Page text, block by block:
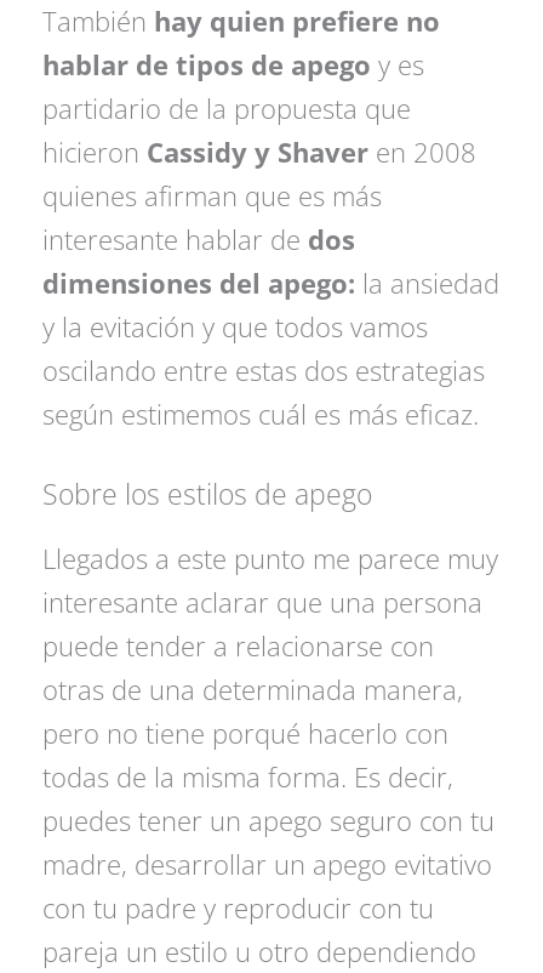
También hay quien prefiere no
hablar de tipos de apegoy es
partidario de la propuesta que
hicieron Cassidy y Shaver en 2008
quienes afirman que es más
interesante hablar de dos
dimensiones del apego: la ansiedad
y la evitación y que todos vamos
oscilando entre estas dos estrategias
según estimemos cuál es más eficaz.
Sobre los estilos de apego
Llegados a este punto me parece muy
interesante aclarar que una persona
puede tender a relacionarse con
otras de una determinada manera,
pero no tiene porqué hacerlo con
todas de la misma forma. Es decir,
puedes tener un apego seguro con tu
madre, desarrollar un apego evitativo
con tu padre y reproducir con tu
pareja un estilo u otro dependiendo